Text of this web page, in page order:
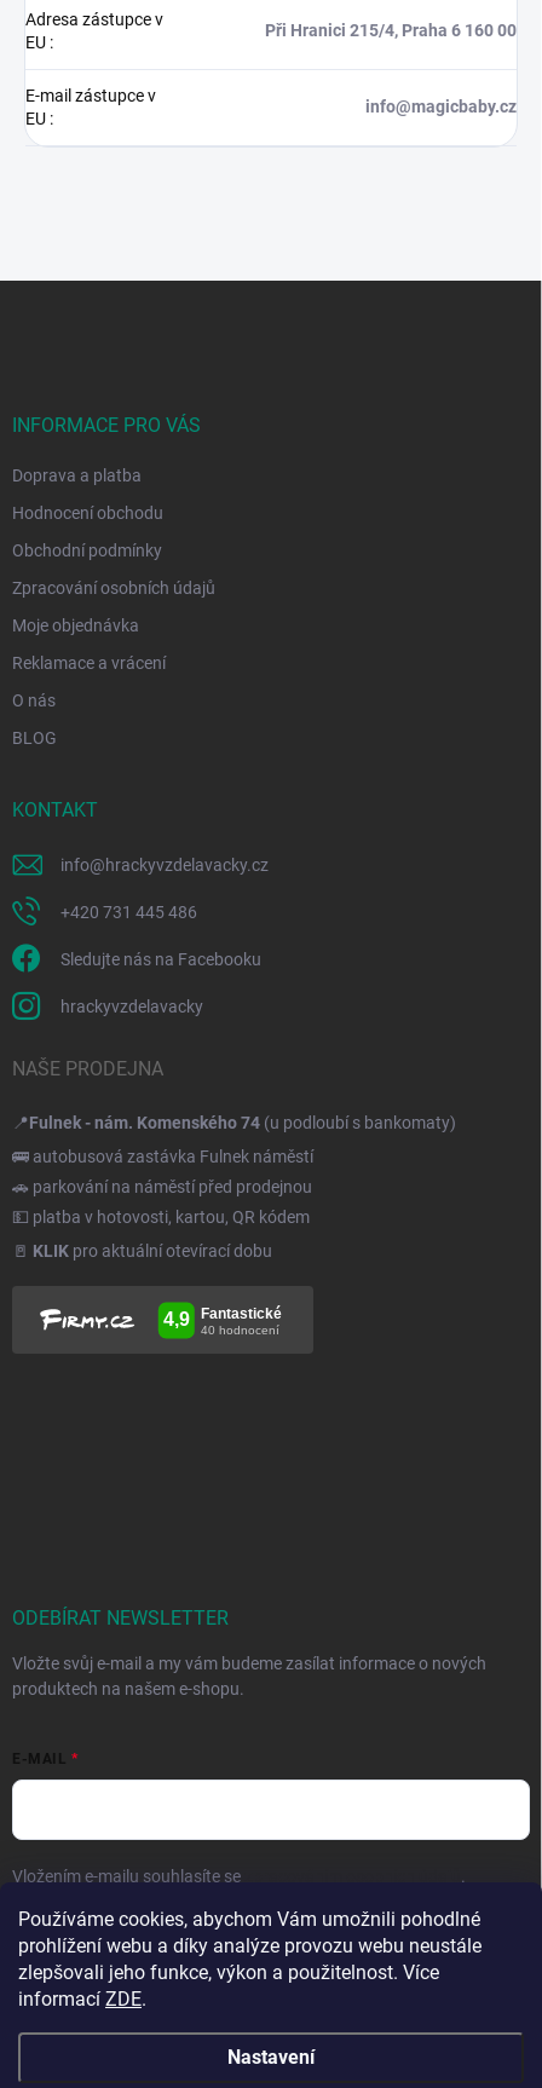
Používáme cookies, abychom Vám umožnili pohodlné
prohlížení webu a díky analýze provozu webu neustále
zlepšovali jeho funkce, výkon a použitelnost. Více
informací ZDE.
Nastavení
Adresa zástupce v
EU :
Při Hranici 215/4, Praha 6 160 00
E-mail zástupce v
EU :
info@magicbaby.cz
INFORMACE PRO VÁS
Doprava a platba
Hodnocení obchodu
Obchodní podmínky
Zpracování osobních údajů
Moje objednávka
Reklamace a vrácení
O nás
BLOG
KONTAKT
info@hrackyvzdelavacky.cz
+420 731 445 486
Sledujte nás na Facebooku
hrackyvzdelavacky
NAŠE PRODEJNA
📍Fulnek - nám. Komenského 74 (u podloubí s bankomaty)
🚌 autobusová zastávka Fulnek náměstí
🚗 parkování na náměstí před prodejnou
💵 platba v hotovosti, kartou, QR kódem
🚪 KLIK pro aktuální otevírací dobu
ODEBÍRAT NEWSLETTER
Vložte svůj e-mail a my vám budeme zasílat informace o nových
produktech na našem e-shopu.
E-MAIL
Vložením e-mailu souhlasíte se .
Přihlásit se